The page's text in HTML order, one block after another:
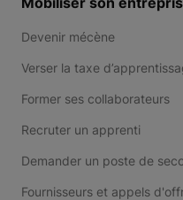
Devenir mécène
Verser la taxe
Former ses collaborateurs
Recruter un apprenti
Demander un poste de
Fournisseurs et appels